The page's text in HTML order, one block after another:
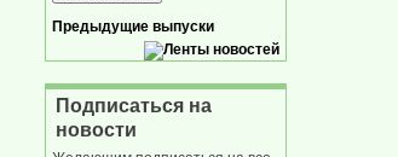
Предыдущие выпуски
Подписаться на
новости